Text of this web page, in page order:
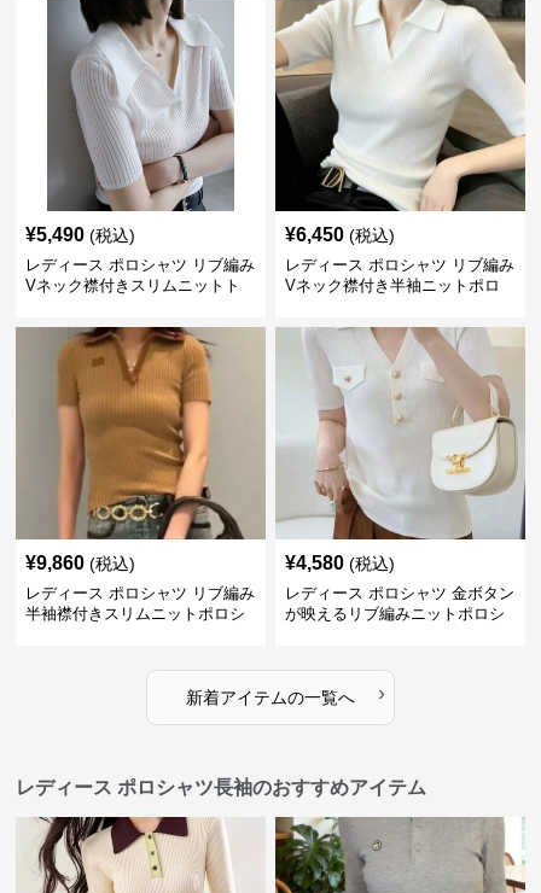
¥5,490 (税込)
レディース ポロシャツ リブ編み
Vネック襟付きスリムニットト
¥6,450 (税込)
レディース ポロシャツ リブ編み
Vネック襟付き半袖ニットポロ
¥9,860 (税込)
レディース ポロシャツ リブ編み
半袖襟付きスリムニットポロシ
¥4,580 (税込)
レディース ポロシャツ 金ボタン
が映えるリブ編みニットポロシ
新着アイテムの一覧へ ›
レディース ポロシャツ長袖のおすすめアイテム